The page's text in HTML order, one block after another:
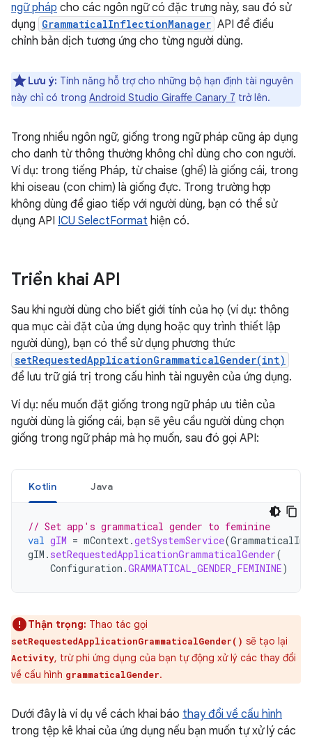
ngữ pháp cho các ngôn ngữ có đặc trưng này, sau đó sử
dụng GrammaticalInflectionManager API để điều
chỉnh bản dịch tương ứng cho từng người dùng.
Lưu ý: Tính năng hỗ trợ cho những bộ hạn định tài nguyên
này chỉ có trong Android Studio Giraffe Canary 7 trở lên.
Trong nhiều ngôn ngữ, giống trong ngữ pháp cũng áp dụng
cho danh từ thông thường không chỉ dùng cho con người.
Ví dụ: trong tiếng Pháp, từ chaise (ghế) là giống cái, trong
khi oiseau (con chim) là giống đực. Trong trường hợp
không dùng để giao tiếp với người dùng, bạn có thể sử
dụng API ICU SelectFormat hiện có.
Triển khai API
Sau khi người dùng cho biết giới tính của họ (ví dụ: thông
qua mục cài đặt của ứng dụng hoặc quy trình thiết lập
người dùng), bạn có thể sử dụng phương thức
setRequestedApplicationGrammaticalGender(int)
để lưu trữ giá trị trong cấu hình tài nguyên của ứng dụng.
Ví dụ: nếu muốn đặt giống trong ngữ pháp ưu tiên của
người dùng là giống cái, bạn sẽ yêu cầu người dùng chọn
giống trong ngữ pháp mà họ muốn, sau đó gọi API:
Kotlin Java
// Set app's grammatical gender to feminine
val gIM = mContext.getSystemService(
gIM . setRequestedApplicationGrammaticalGender(
Configuration .GRAMMATICAL_GENDER_FEMININE)
Thận trọng: Thao tác gọi
setRequestedApplicationGrammaticalGender() sẽ tạo lại
Activity, trừ phi ứng dụng của bạn tự động xử lý các thay đổi
về cấu hình grammaticalGender.
Dưới đây là ví dụ về cách khai báo thay đổi về cấu hình
trong tệp kê khai của ứng dụng nếu bạn muốn tự xử lý các